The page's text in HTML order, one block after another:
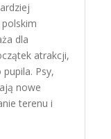
dla
atrakcji,
Psy,
nowe
terenu i